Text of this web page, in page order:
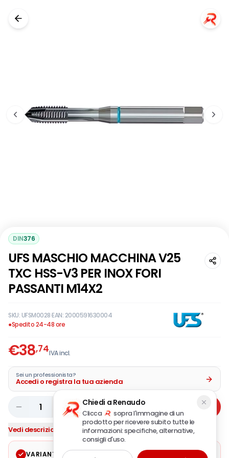
DIN376
UFS MASCHIO MACCHINA V25
TXC HSS-V3 PER INOX FORI
PASSANTI M14X2
SKU:UFSM0028·EAN:2000591630004
●Spedito 24-48 ore
€38,74IVA incl.
Sei un professionista?
Accedi o registra la tua azienda
1 Aggiungi
Vedi descrizione completa
VARIANTE SELEZIONATA Modifica
Chiedi a Renaudo
Clicca
sopra l'immagine di un
prodotto per ricevere subito tutte le
informazioni: specifiche, alternative,
consigli d'uso.